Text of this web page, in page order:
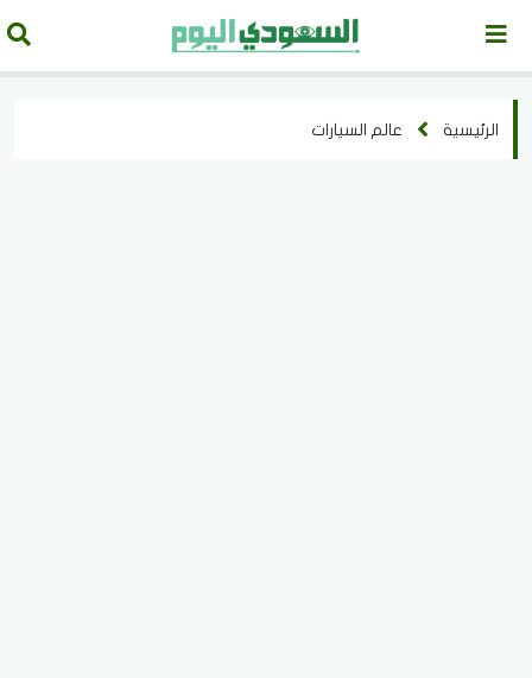
الرئيسية عالم السيارات